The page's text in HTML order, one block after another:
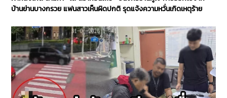
บ้านย่านบางกรวย แฟนสาวเห็นผิดปกติ รุดแจ้งความหวั่นเกิดเหตุร้าย